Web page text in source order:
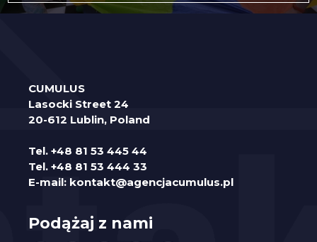
CUMULUS
Lasocki Street 24
20-612 Lublin, Poland
Tel. +48 81 53 445 44
Tel. +48 81 53 444 33
E-mail: kontakt@agencjacumulus.pl
Podążaj z nami